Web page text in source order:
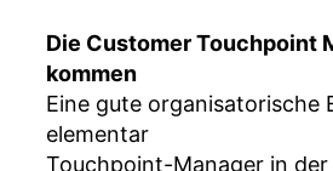
Die Customer Touchpoint
kommen
Eine gute organisatorische
elementar
Touchpoint-Manager in der